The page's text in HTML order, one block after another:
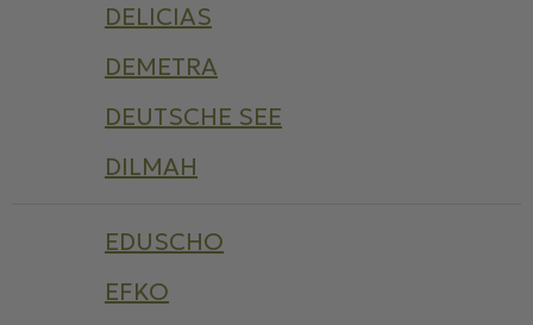
DELICIAS
DEMETRA
DEUTSCHE SEE
DILMAH
EDUSCHO
EFKO